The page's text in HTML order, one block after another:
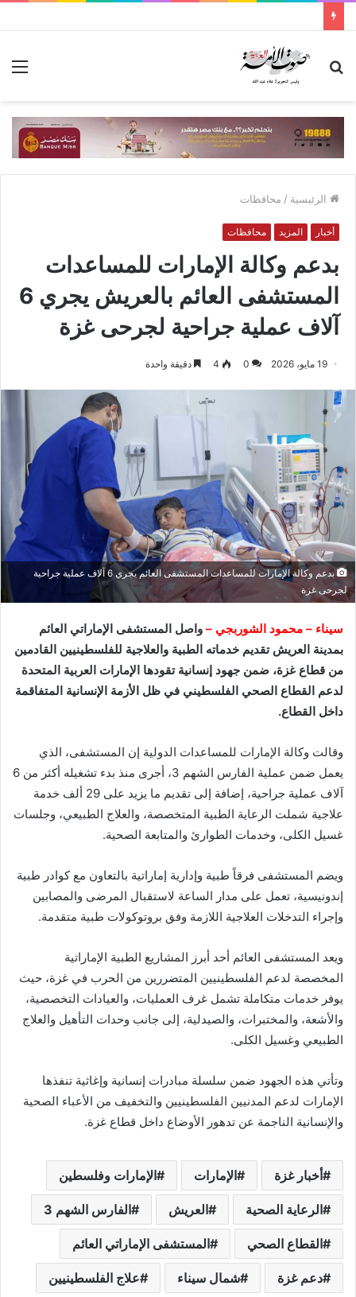
بحث
الرئيسية / محافظات
أخبار المزيد محافظات
بدعم وكالة الإمارات للمساعدات
المستشفى العائم بالعريش يجري 6
آلاف عملية جراحية لجرحى غزة
19 مايو، 2026 0
4 دقيقة واحدة
بدعم وكالة الإمارات للمساعدات المستشفى العائم يجري 6 آلاف عملية جراحية
لجرحى غزة
سيناء – محمود الشوربجي – واصل المستشفى الإماراتي العائم
بمدينة العريش تقديم خدماته الطبية والعلاجية للفلسطينيين القادمين
من قطاع غزة، ضمن جهود إنسانية تقودها الإمارات العربية المتحدة
لدعم القطاع الصحي الفلسطيني في ظل الأزمة الإنسانية المتفاقمة
داخل القطاع.
وقالت وكالة الإمارات للمساعدات الدولية إن المستشفى، الذي
يعمل ضمن عملية الفارس الشهم 3
، أجرى منذ بدء تشغيله أكثر من 6
آلاف عملية جراحية، إضافة إلى تقديم ما يزيد على 29 ألف خدمة
علاجية شملت الرعاية الطبية المتخصصة، والعلاج الطبيعي، وجلسات
غسيل الكلى، وخدمات الطوارئ والمتابعة الصحية.
ويضم المستشفى فرقاً طبية وإدارية إماراتية بالتعاون مع كوادر طبية
إندونيسية، تعمل على مدار الساعة لاستقبال المرضى والمصابين
وإجراء التدخلات العلاجية اللازمة وفق بروتوكولات طبية متقدمة.
ويعد المستشفى العائم أحد أبرز المشاريع الطبية الإماراتية
المخصصة لدعم الفلسطينيين المتضررين من الحرب في غزة، حيث
يوفر خدمات متكاملة تشمل غرف العمليات، والعيادات التخصصية،
والأشعة، والمختبرات، والصيدلية، إلى جانب وحدات التأهيل والعلاج
الطبيعي وغسيل الكلى.
وتأتي هذه الجهود ضمن سلسلة مبادرات إنسانية وإغاثية تنفذها
الإمارات لدعم المدنيين الفلسطينيين والتخفيف من الأعباء الصحية
والإنسانية الناجمة عن تدهور الأوضاع داخل قطاع غزة.
أخبار غزة الإمارات الإمارات وفلسطين
الرعاية الصحية العريش الفارس الشهم 3
القطاع الصحي المستشفى الإماراتي العائم
دعم غزة شمال سيناء علاج الفلسطينيين